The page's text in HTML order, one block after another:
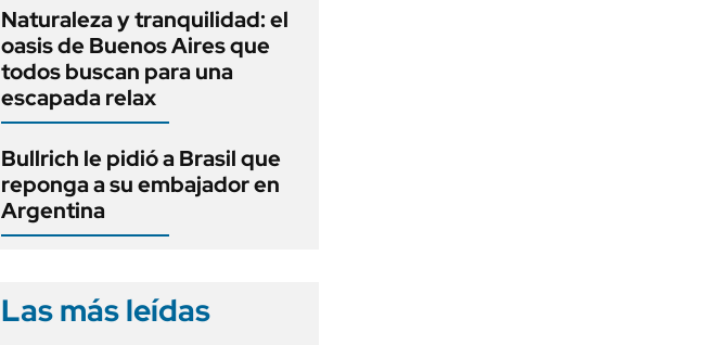
Naturaleza y tranquilidad: el
oasis de Buenos Aires que
todos buscan para una
escapada relax
Bullrich le pidió a Brasil que
reponga a su embajador en
Argentina
Las más leídas